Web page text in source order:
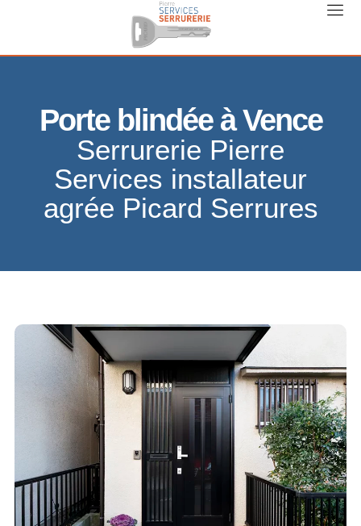
Porte blindée à Vence
Serrurerie Pierre
Services installateur
agrée Picard Serrures